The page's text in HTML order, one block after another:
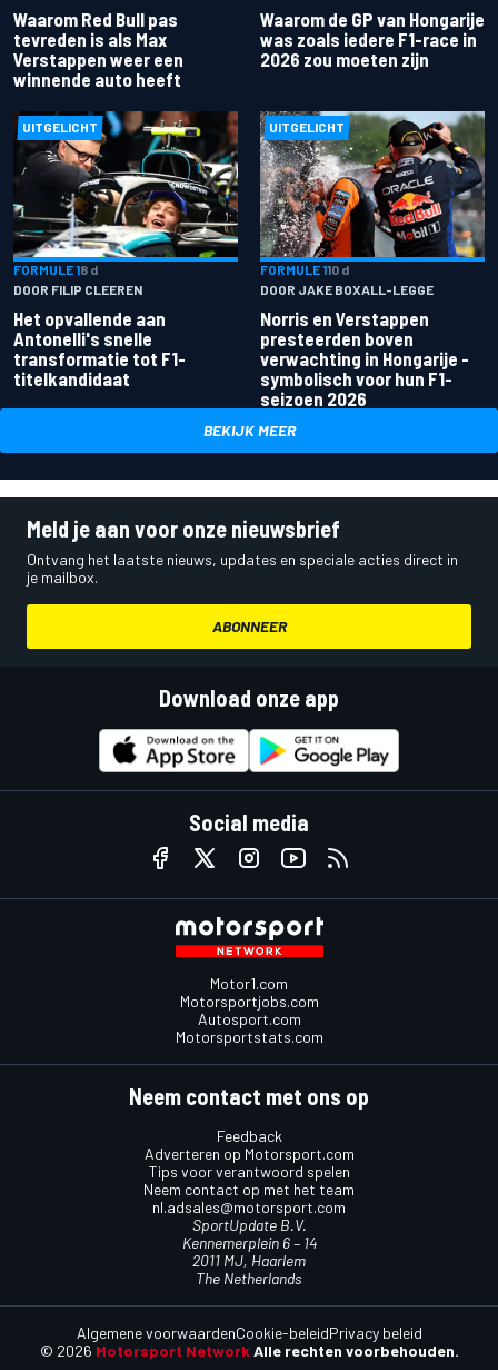
Waarom Red Bull pas
tevreden is als Max
Verstappen weer een
winnende auto heeft
Waarom de GP van Hongarije
was zoals iedere F1-race in
2026 zou moeten zijn
UITGELICHT
FORMULE 18 d
DOOR FILIP CLEEREN
Het opvallende aan
Antonelli's snelle
transformatie tot F1-
titelkandidaat
UITGELICHT
FORMULE 110 d
DOOR JAKE BOXALL-LEGGE
Norris en Verstappen
presteerden boven
verwachting in Hongarije -
symbolisch voor hun F1-
seizoen 2026
BEKIJK MEER
Meld je aan voor onze nieuwsbrief
Ontvang het laatste nieuws, updates en speciale acties direct in
je mailbox.
ABONNEER
Download onze app
Social media
Motor1.com
Motorsportjobs.com
Autosport.com
Motorsportstats.com
Neem contact met ons op
Feedback
Adverteren op Motorsport.com
Tips voor verantwoord spelen
Neem contact op met het team
nl.adsales@motorsport.com
SportUpdate B.V.
Kennemerplein 6 – 14
2011 MJ, Haarlem
The Netherlands
© 2026 Motorsport Network Alle rechten voorbehouden.
Algemene voorwaardenCookie-beleidPrivacy beleid